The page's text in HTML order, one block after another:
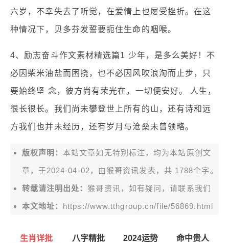
六岁，不幸失去了听觉，在爱情上也屡受挫折。在这
种情况下，贝多芬发誓要扼住生命的咽喉。
4、励志奋斗作文素材精选篇1 少年，是多么美好！不
必因柴米油盐而困挠，也不必因风吹浪淘而止步，只
要始终坚 念，彼方尚有荣光在，一切便安好。 人生，
很长很长。我们尚未攀登世上所有的山，还有诗和远
方我们也并未经历，还有岁月与沧桑未曾领略。
版权声明： 本站文章如无特别标注，均为本站原创文
章，于2024-04-02，由猴哥资讯 发表，共 1788个字。
转载请注明出处：猴哥资讯，如有疑问，请联系我们
本文地址： https://www.tthgroup.cn/file/56869.html
生肖详批 八字精批 2024运势 命中贵人